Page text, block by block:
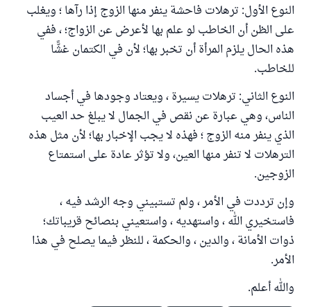
النوع الأول: ترهلات فاحشة ينفر منها الزوج إذا رآها ؛ ويغلب
على الظن أن الخاطب لو علم بها لأعرض عن الزواج؛ ، ففي
هذه الحال يلزم المرأة أن تخبر بها؛ لأن في الكتمان غشًّا
للخاطب.
النوع الثاني: ترهلات يسيرة ، ويعتاد وجودها في أجساد
الناس، وهي عبارة عن نقص في الجمال لا يبلغ حد العيب
الذي ينفر منه الزوج ؛ فهذه لا يجب الإخبار بها؛ لأن مثل هذه
الترهلات لا تنفر منها العين، ولا تؤثر عادة على استمتاع
الزوجين.
وإن ترددت في الأمر ، ولم تستبيني وجه الرشد فيه ،
فاستخيري الله ، واستهديه ، واستعيني بنصائح قريباتك؛
ذوات الأمانة ، والدين ، والحكمة ، للنظر فيما يصلح في هذا
الأمر.
والله أعلم.